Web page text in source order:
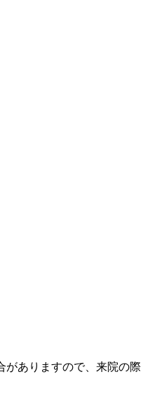
ありますので、来院の